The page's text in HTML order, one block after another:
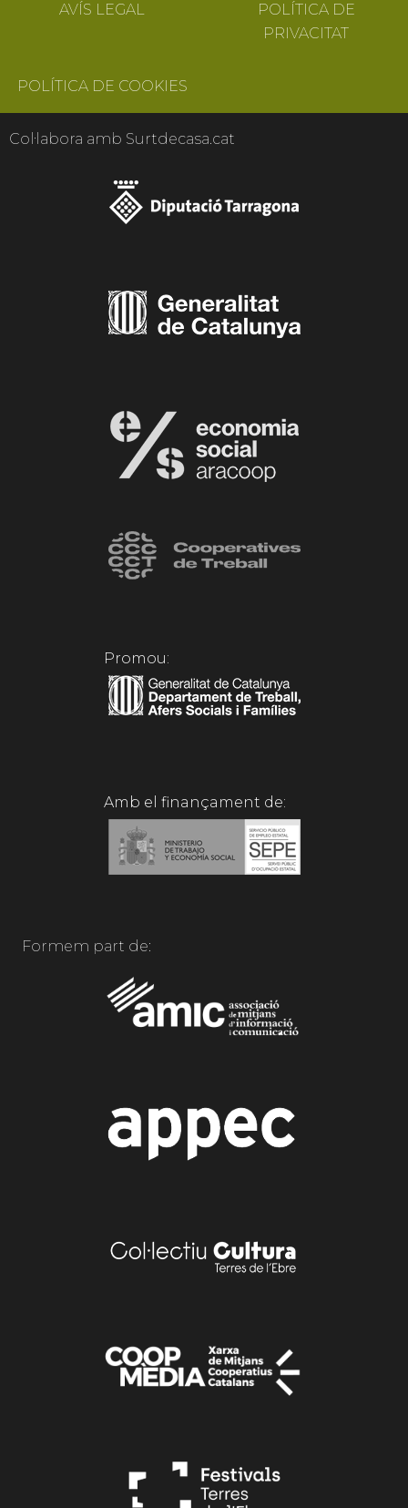
AVÍS LEGAL
POLÍTICA DE
PRIVACITAT
POLÍTICA DE COOKIES
Col·labora amb Surtdecasa.cat
Promou:
Amb el finançament de:
Formem part de: